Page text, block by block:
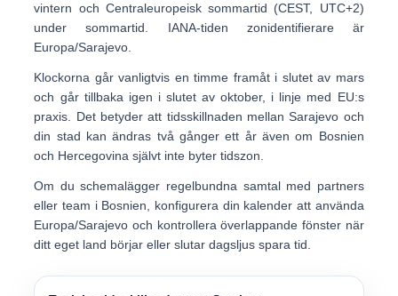
vintern och Centraleuropeisk sommartid (CEST, UTC+2)
under sommartid. IANA-tiden zonidentifierare är
Europa/Sarajevo
Klockorna går vanligtvis en timme framåt i slutet av mars
och går tillbaka igen i slutet av oktober, i linje med EU:s
praxis. Det betyder att tidsskillnaden mellan Sarajevo och
din stad kan ändras två gånger ett år även om Bosnien
och Hercegovina självt inte byter tidszon.
Om du schemalägger regelbundna samtal med partners
eller team i Bosnien, konfigurera din kalender att använda
Europa/Sarajevo och kontrollera överlappande fönster när
ditt eget land börjar eller slutar dagsljus spara tid.